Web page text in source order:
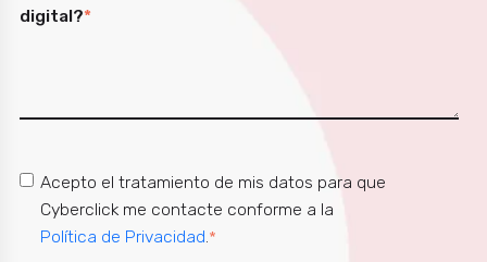
digital?*
Acepto el tratamiento de mis datos para que
Cyberclick me contacte conforme a la
Política de Privacidad.*